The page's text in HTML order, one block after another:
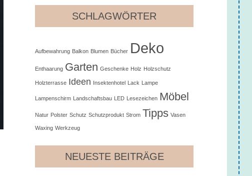
SCHLAGWÖRTER
Aufbewahrung Balkon Blumen Bücher Deko
Enthaarung Garten Geschenke Holz Holzschutz
Holzterrasse Ideen Insektenhotel Lack Lampe
Lampenschirm Landschaftsbau LED Lesezeichen Möbel
Natur Polster Schutz Schutzprodukt Strom Tipps Vasen
Waxing Werkzeug
NEUESTE BEITRÄGE